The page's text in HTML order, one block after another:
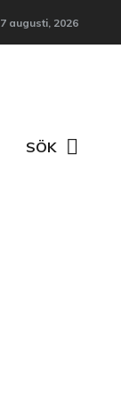
7 augusti, 2026
SÖK